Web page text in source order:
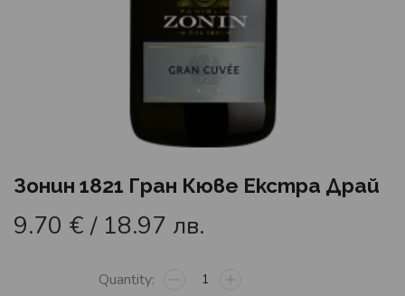
Зонин 1821 Гран Кюве Екстра Драй
9.70 € / 18.97 лв.